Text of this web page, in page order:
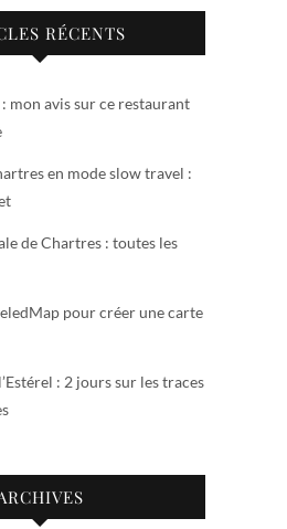
RÉCENTS
mon avis sur ce restaurant
en mode slow travel :
de Chartres : toutes les
pour créer une carte
: 2 jours sur les traces